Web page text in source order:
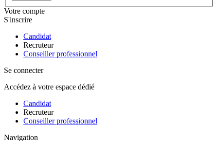
Votre compte
S'inscrire
Candidat
Recruteur
Conseiller professionnel
Se connecter
Accédez à votre espace dédié
Candidat
Recruteur
Conseiller professionnel
Navigation